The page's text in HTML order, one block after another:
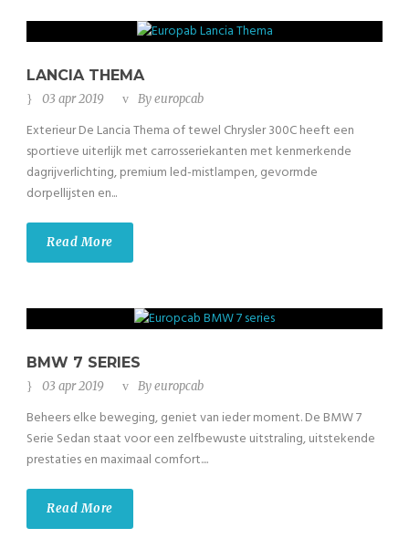
LANCIA THEMA
03 apr 2019 Byeuropcab
Exterieur De Lancia Thema of tewel Chrysler 300C heeft een
sportieve uiterlijk met carrosseriekanten met kenmerkende
dagrijverlichting, premium led-mistlampen, gevormde
dorpellijsten en...
Read More
BMW 7 SERIES
03 apr 2019 Byeuropcab
Beheers elke beweging, geniet van ieder moment. De BMW 7
Serie Sedan staat voor een zelfbewuste uitstraling, uitstekende
prestaties en maximaal comfort....
Read More